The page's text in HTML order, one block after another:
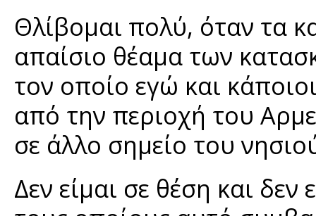
Θλίβομαι πολύ, όταν τα
απαίσιο θέαμα των
τον οποίο εγώ και
από την περιοχή του
σε άλλο σημείο του
Δεν είμαι σε θέση και